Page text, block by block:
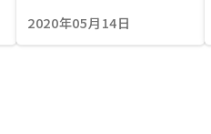
2020年05月14日